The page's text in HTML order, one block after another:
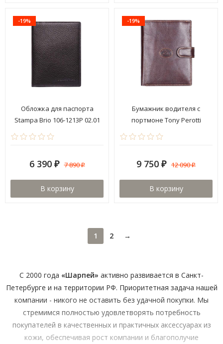
-19%
Обложка для паспорта
Stampa Brio 106-1213P 02.01
6 390 ₽ 7 890₽
В корзину
-19%
Бумажник водителя с
портмоне Tony Perotti
333354/2
9 750 ₽ 12 090₽
В корзину
1 2 →
C 2000 года «Шарпей» активно развивается в Санкт-
Петербурге и на территории РФ. Приоритетная задача нашей
компании - никого не оставить без удачной покупки. Мы
стремимся полностью удовлетворять потребность
покупателей в качественных и практичных аксессуарах из
кожи, обеспечивая рост компании и благополучие